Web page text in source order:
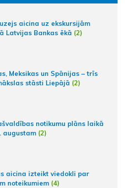
aicina uz ekskursijām
Latvijas Bankas ēkā (2)
Meksikas un Spānijas – trīs
stāsti Liepājā (2)
notikumu plāns laikā
augustam (2)
aicina izteikt viedokli par
noteikumiem (4)